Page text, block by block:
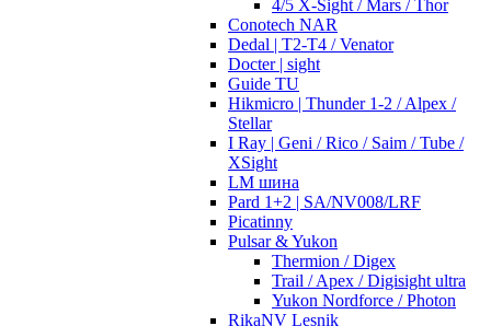
4/5 X-Sight / Mars / Thor
Conotech NAR
Dedal | T2-T4 / Venator
Docter | sight
Guide TU
Hikmicro | Thunder 1-2 / Alpex /
Stellar
I Ray | Geni / Rico / Saim / Tube /
XSight
LM шина
Pard 1+2 | SA/NV008/LRF
Picatinny
Pulsar & Yukon
Thermion / Digex
Trail / Apex / Digisight ultra
Yukon Nordforce / Photon
RikaNV Lesnik